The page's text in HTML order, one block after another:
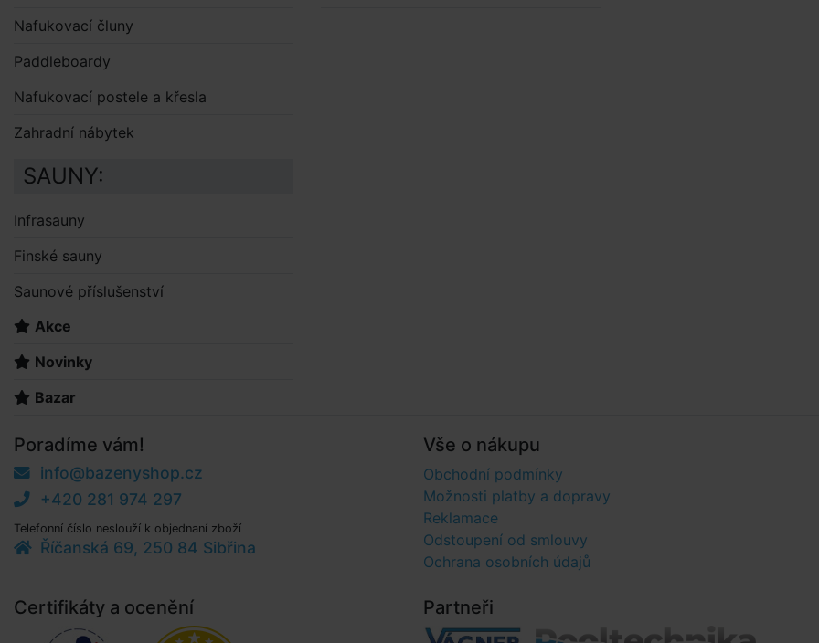
Nafukovací čluny
Paddleboardy
Nafukovací postele a křesla
Zahradní nábytek
SAUNY:
Infrasauny
Finské sauny
Saunové příslušenství
Akce
Novinky
Bazar
Poradíme vám!
info@bazenyshop.cz
+420 281 974 297
Telefonní číslo neslouží k objednaní zboží
Říčanská 69, 250 84 Sibřina
Vše o nákupu
Obchodní podmínky
Možnosti platby a dopravy
Reklamace
Odstoupení od smlouvy
Ochrana osobních údajů
Certifikáty a ocenění Partneři